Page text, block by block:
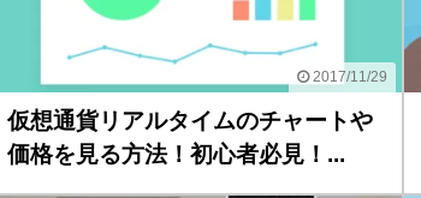
2017/11/29
仮想通貨リアルタイムのチャートや
価格を見る方法！初心者必見！...